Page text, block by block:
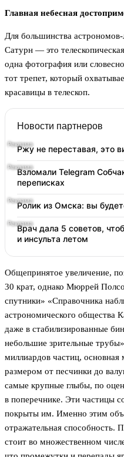
Главная небесная
Для большинства
Сатурн — это
одна фотография или
тот трепет, который
красавицы в телескоп.
Новости партнеров
Ржу не переставая, это
Взломали Telegram
переписках
Ролик из Омска: вы
Врач дала 5 советов,
и инсульта летом
Общепринятое увеличение,
30 крат, однако Мюррей
спутники» «Справочника
астрономического общества
даже в стабилизированные
небольшие зрительные
миллиардов частиц,
размером от песчинки до
самые крупные глыбы, по
в поперечнике. Эти частицы
покрыты им. Именно этим
отражательная способность.
стоит во множественном